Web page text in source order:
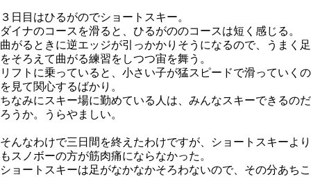
３日目はひるがのでショートスキー。
ダイナのコースを滑ると、ひるがののコースは短く感じる。
曲がるときに逆エッジが引っかかりそうになるので、うまく足
をそろえて曲がる練習をしつつ宙を舞う。
リフトに乗っていると、小さい子が猛スピードで滑っていくの
を見て関心するばかり。
ちなみにスキー場に勤めている人は、みんなスキーできるのだ
ろうか。うらやましい。
そんなわけで三日間を終えたわけですが、ショートスキーより
もスノボーの方が筋肉痛にならなかった。
ショートスキーは足がなかなかそろわないので、その分あちこ